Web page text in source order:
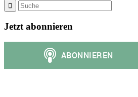
Jetzt abonnieren